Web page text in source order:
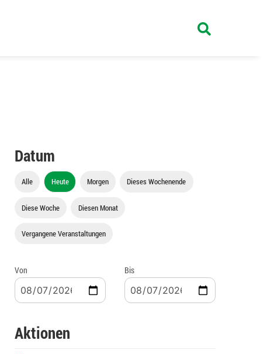
Datum
Alle Heute Morgen Dieses Wochenende
Diese Woche Diesen Monat
Vergangene Veranstaltungen
Von Bis
Aktionen